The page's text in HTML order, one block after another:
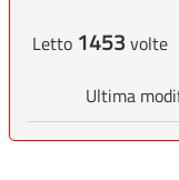
Letto 1453 volte
Ultima